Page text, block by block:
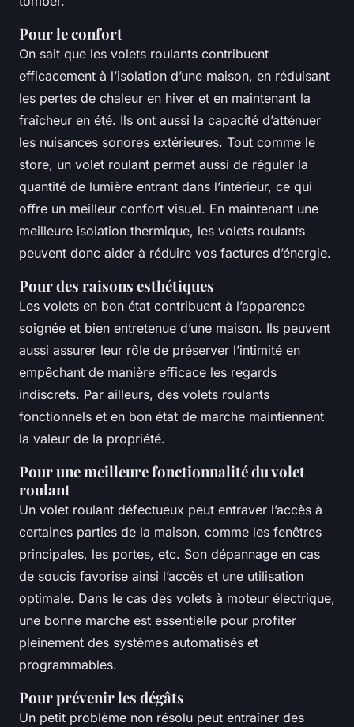
Pour le confort
On sait que les volets roulants contribuent
efficacement à l’isolation d’une maison, en réduisant
les pertes de chaleur en hiver et en maintenant la
fraîcheur en été. Ils ont aussi la capacité d’atténuer
les nuisances sonores extérieures. Tout comme le
store, un volet roulant permet aussi de réguler la
quantité de lumière entrant dans l’intérieur, ce qui
offre un meilleur confort visuel. En maintenant une
meilleure isolation thermique, les volets roulants
peuvent donc aider à réduire vos factures d’énergie.
Pour des raisons esthétiques
Les volets en bon état contribuent à l’apparence
soignée et bien entretenue d’une maison. Ils peuvent
aussi assurer leur rôle de préserver l’intimité en
empêchant de manière efficace les regards
indiscrets. Par ailleurs, des volets roulants
fonctionnels et en bon état de marche maintiennent
la valeur de la propriété.
Pour une meilleure fonctionnalité du volet
roulant
Un volet roulant défectueux peut entraver l’accès à
certaines parties de la maison, comme les fenêtres
principales, les portes, etc. Son dépannage en cas
de soucis favorise ainsi l’accès et une utilisation
optimale. Dans le cas des volets à moteur électrique,
une bonne marche est essentielle pour profiter
pleinement des systèmes automatisés et
programmables.
Pour prévenir les dégâts
Un petit problème non résolu peut entraîner des